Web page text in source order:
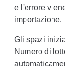
e l'errore
importazione.
Gli spazi
Numero di